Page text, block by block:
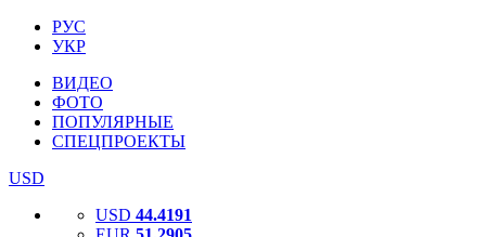
РУС
УКР
ВИДЕО
ФОТО
ПОПУЛЯРНЫЕ
СПЕЦПРОЕКТЫ
USD
USD 44.4191